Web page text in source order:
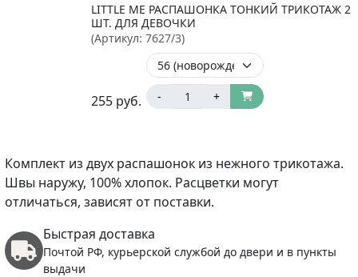
LITTLE ME РАСПАШОНКА ТОНКИЙ ТРИКОТАЖ 2
ШТ. ДЛЯ ДЕВОЧКИ
(Артикул: 7627/3)
255 руб. - +
Комплект из двух распашонок из нежного трикотажа.
Швы наружу, 100% хлопок. Расцветки могут
отличаться, зависят от поставки.
Быстрая доставка
Почтой РФ, курьерской службой до двери и в пункты
выдачи